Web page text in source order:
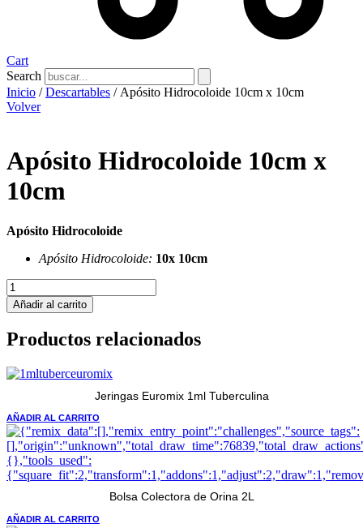
Cart
Search
Inicio /Descartables / Apósito Hidrocoloide 10cm x 10cm
Volver
Apósito Hidrocoloide 10cm x
10cm
Apósito Hidrocoloide
Apósito Hidrocoloide: 10x 10cm
Apósito
Hidrocoloide
10cm
10cm
Añadir al carrito
Productos relacionados
Jeringas Euromix 1ml Tuberculina
AÑADIR AL CARRITO
Bolsa Colectora de Orina 2L
AÑADIR AL CARRITO